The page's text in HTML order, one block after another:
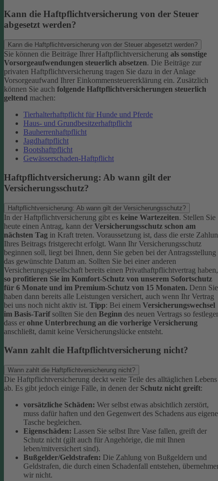
Kann die Haftpflichtversicherung von der Steuer
abgesetzt werden?
Kann die Haftpflichtversicherung von der Steuer abgesetzt werden?
Sie können die Beiträge Ihrer Haftpflichtversicherung als sonstige
Vorsorgeaufwendungen steuerlich absetzen. Die Beiträge zur
privaten Haftpflichtversicherung tragen Sie dazu in der Anlage
Vorsorgeaufwand Ihrer Einkommensteuererklärung ein. Zusätzlich
können Sie auch folgende Haftpflichtversicherungen steuerlich
geltend machen:
Tierhalterhaftpflicht für Hunde und Pferde
Haus- und Grundbesitzerhaftpflicht
Bauherrenhaftpflicht
Jagdhaftpflicht
Bootshaftpflicht
Gewässerschaden-Haftpflicht
Haftpflichtversicherung: Ab wann gilt der
Versicherungsschutz?
Haftpflichtversicherung: Ab wann gilt der Versicherungsschutz?
In der Haftpflichtversicherung gibt es keine Wartezeiten. Stellen Sie
heute einen Antrag, kann der Versicherungsschutz schon am
nächsten Tag in Kraft treten. Voraussetzung ist, dass die erste
Ihres Beitrags fristgerecht erfolgt. Wann Ihr Versicherungsschutz
beginnen soll, liegt bei Ihnen, denn Sie geben bei der Antragsstellung
das gewünschte Datum an. Sollten Sie bei einer anderen
Versicherungsgesellschaft bereits einen Privathaftpflichtvertrag haben,
so profitieren Sie im Komfort-Schutz von unserem Sofortschutz
für 6 Monate und im Premium-Schutz von 15 Monaten. Denn Sie
haben dann bereits alle Leistungen versichert, auch wenn Ihr Vertrag
bei uns noch nicht aktiv ist. Tipp: Bei einem Versicherungswechsel
im Basis-Tarifsollten Sie den Beginn des neuen Vertrags so
dass er ohne Unterbrechung an die vorherige Versicherung
anschließt, damit keine Versicherungslücke entsteht.
Wann zahlt die Haftpflichtversicherung nicht?
Wann zahlt die Haftpflichtversicherung nicht?
Die Haftpflichtversicherung deckt weite Teile des alltäglichen Lebens
ab. Es gibt jedoch einige Fälle, in denen der Schutz nicht greift:
vorsätzliche Schäden: Wer selbst etwas absichtlich zerstört,
muss dafür haften und den Gegenwert des Schadens aus
Tasche begleichen.
Eigenschäden: Lassen Sie selbst Ihre Vase fallen, greift der
Schutz nicht (gilt auch für Angehörige, die mit Ihnen
leben/mitversichert sind).
Bußgelder/Geldstrafen: Die Zahlung von Bußgeldern und
Geldstrafen, die durch einen Schadenfall entstehen,
wir nicht.